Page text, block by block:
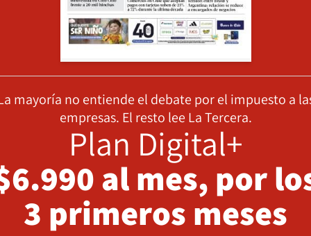
mayoría no entiende el debate por el impuesto a
empresas. El resto lee La Tercera.
Plan Digital+
al mes, por
3 primeros meses